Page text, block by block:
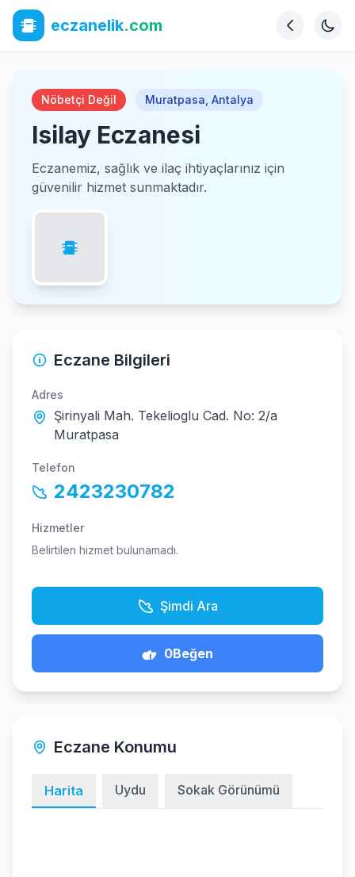
eczanelik.com
Nöbetçi Değil Muratpasa Antalya
Isilay Eczanesi
Eczanemiz, sağlık ve ilaç ihtiyaçlarınız için
güvenilir hizmet sunmaktadır.
Eczane Bilgileri
Adres
Şirinyali Mah. Tekelioglu Cad. No: 2/a
Muratpasa
Telefon
2423230782
Hizmetler
Belirtilen hizmet bulunamadı.
Şimdi Ara
0Beğen
Eczane Konumu
Harita Uydu Sokak Görünümü